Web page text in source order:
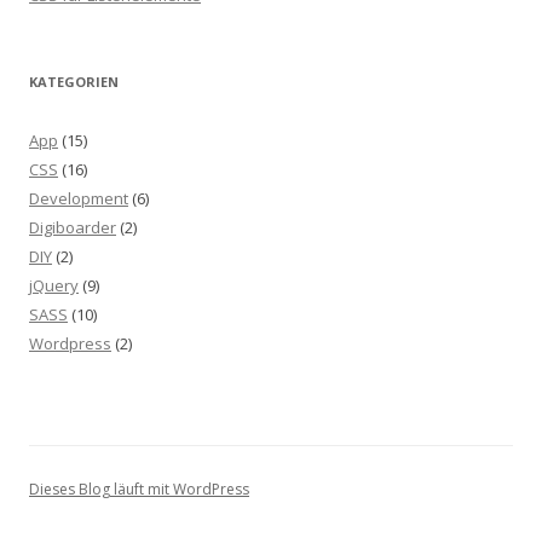
KATEGORIEN
App (15)
CSS (16)
Development (6)
Digiboarder (2)
DIY (2)
jQuery (9)
SASS (10)
Wordpress (2)
Dieses Blog läuft mit WordPress